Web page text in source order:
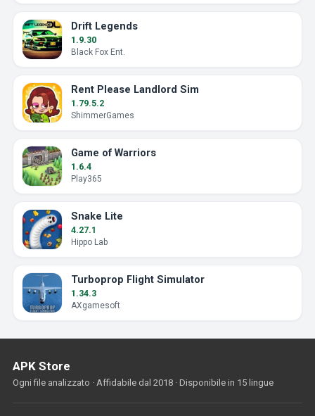
Drift Legends
1.9.30
Black Fox Ent.
Rent Please Landlord Sim
1.79.5.2
ShimmerGames
Game of Warriors
1.6.4
Play365
Snake Lite
4.27.1
Hippo Lab
Turboprop Flight Simulator
1.34.3
AXgamesoft
APK Store
Ogni file analizzato · Affidabile dal 2018 · Disponibile in 15 lingue